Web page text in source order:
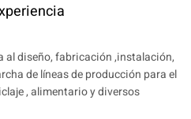
al diseño, fabricación ,instalación,
de líneas de producción para el
, alimentario y diversos